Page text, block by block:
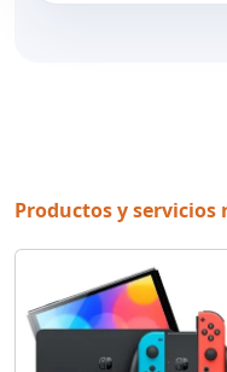
Productos y servicios